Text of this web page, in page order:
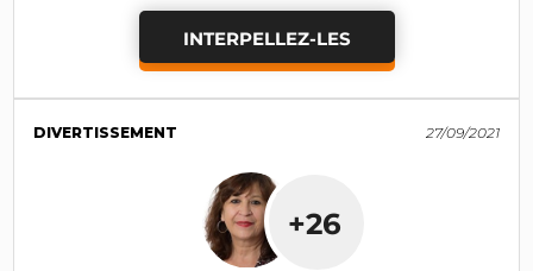
INTERPELLEZ-LES
DIVERTISSEMENT 27/09/2021
+26